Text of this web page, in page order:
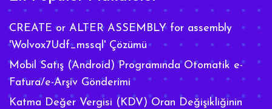
CREATE or ALTER ASSEMBLY for assembly
'Wolvox7Udf_mssql' Çözümü
Mobil Satış (Android) Programında Otomatik e-
Fatura/e-Arşiv Gönderimi
Katma Değer Vergisi (KDV) Oran Değişikliğinin